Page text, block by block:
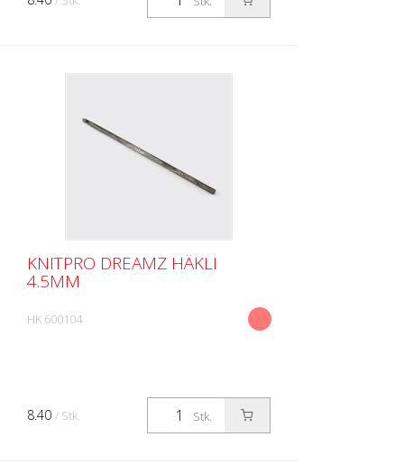
KNITPRO DREAMZ HÄKLI
4.5MM
HK 600104
Stk.
8.40 / Stk.